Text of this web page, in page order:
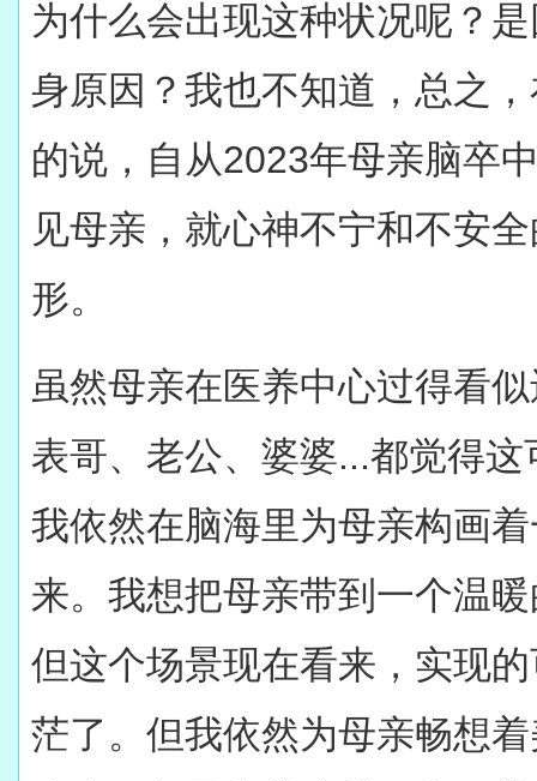
为什么会出现这种状况呢？
身原因？我也不知道，总之
的说，自从2023年母亲脑卒
见母亲，就心神不宁和不安
形。
虽然母亲在医养中心过得看
表哥、老公、婆婆...都觉得
我依然在脑海里为母亲构画
来。我想把母亲带到一个温
但这个场景现在看来，实现
茫了。但我依然为母亲畅想